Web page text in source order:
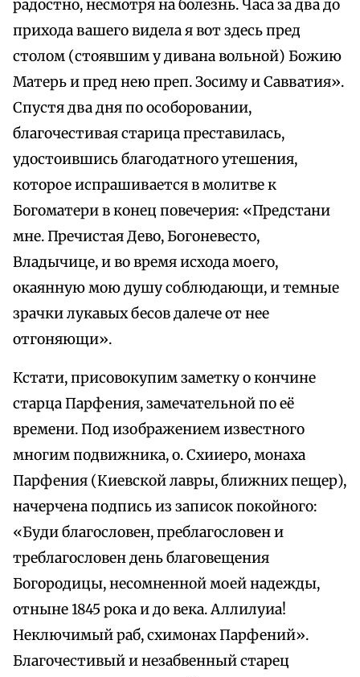
радостно, несмотря на болезнь. Часа за два до
прихода вашего видела я вот здесь пред
столом (стоявшим у дивана вольной) Божию
Матерь и пред нею преп. Зосиму и Савватия».
Спустя два дня по особоровании,
благочестивая старица преставилась,
удостоившись благодатного утешения,
которое испрашивается в молитве к
Богоматери в конец повечерия: «Предстани
мне. Пречистая Дево, Богоневесто,
Владычице, и во время исхода моего,
окаянную мою душу соблюдающи, и темные
зрачки лукавых бесов далече от нее
отгоняющи».
Кстати, присовокупим заметку о кончине
старца Парфения, замечательной по её
времени. Под изображением известного
многим подвижника, о. Схииеро, монаха
Парфения (Киевской лавры, ближних пещер),
начерчена подпись из записок покойного:
«Буди благословен, преблагословен и
треблагословен день благовещения
Богородицы, несомненной моей надежды,
отныне 1845 рока и до века. Аллилуиа!
Неключимый раб, схимонах Парфений».
Благочестивый и незабвенный старец